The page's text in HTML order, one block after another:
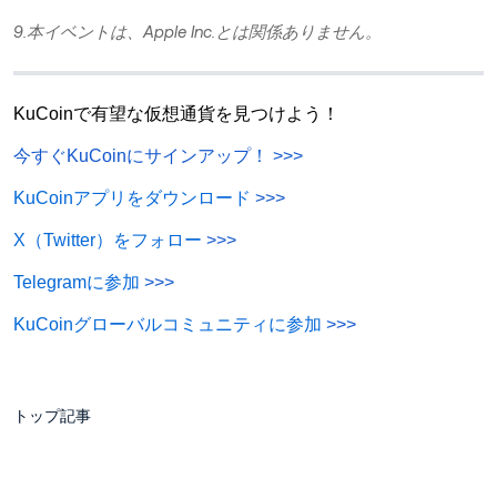
9.本イベントは、Apple Inc.とは関係ありません。
KuCoinで有望な仮想通貨を見つけよう！
今すぐKuCoinにサインアップ！ >>>
KuCoinアプリをダウンロード >>>
X（Twitter）をフォロー >>>
Telegramに参加 >>>
KuCoinグローバルコミュニティに参加 >>>
トップ記事